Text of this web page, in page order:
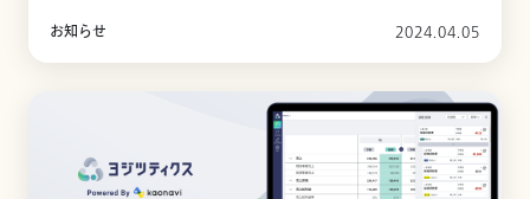
お知らせ 2024.04.05